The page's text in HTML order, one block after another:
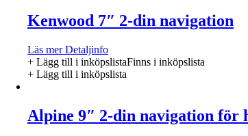
Kenwood 7″ 2-din navigation
Läs merDetaljinfo
+ Lägg till i inköpslistaFinns i inköpslista
+ Lägg till i inköpslista
Alpine 9″ 2-din navigation för